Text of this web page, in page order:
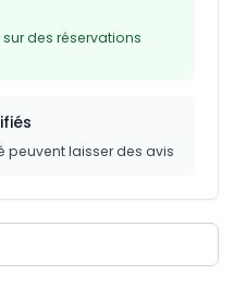
des réservations
peuvent laisser des avis